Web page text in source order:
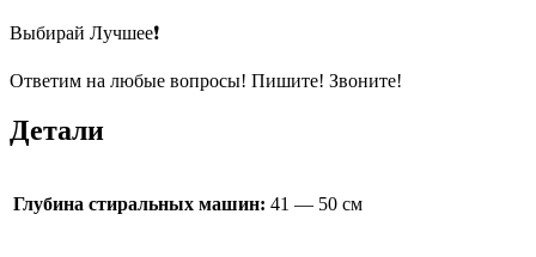
Выбирай Лучшее❗
Ответим на любые вопросы! Пишите! Звоните!
Детали
Глубина стиральных машин: 41 — 50 см